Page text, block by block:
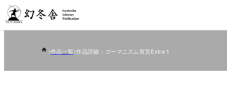
作品一覧 作品詳細：ゴーマニズム宣言Extra 1